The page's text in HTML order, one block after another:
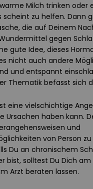
Milch trinken oder
scheint zu helfen. Dann
die auf Deinem
gegen
gute Idee, dieses
nicht auch andere
und entspannt
Thematik befasst sich
eine vielschichtige
Ursachen haben kann.
und
von Person zu
Du an chronischem
bist, solltest Du Dich
Arzt beraten lassen.